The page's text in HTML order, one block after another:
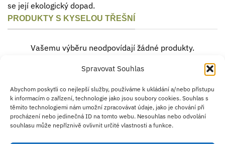
Spravovat Souhlas
Abychom poskytli co nejlepší služby, používáme k ukládání a/nebo přístupu
k informacím o zařízení, technologie jako jsou soubory cookies. Souhlas s
těmito technologiemi nám umožní zpracovávat údaje, jako je chování při
procházení nebo jedinečná ID na tomto webu. Nesouhlas nebo odvolání
souhlasu může nepříznivě ovlivnit určité vlastnosti a funkce.
se její ekologický dopad.
PRODUKTY S KYSELOU TŘEŠNÍ
Vašemu výběru neodpovídají žádné produkty.
Credit
Card
2
Klarna
Apple
Pay
Google
Pay
PayPal
ZÁSADY DOPRAVY
ZÁSADY VRÁCENÍ ZBOŽÍ
OBCHODNÍ PODMÍNKY
KONTAKT O NÁS B2B
IMPRINT
OMEZENÍ ODPOVĚDNOSTI
ZÁSADY COOKIES